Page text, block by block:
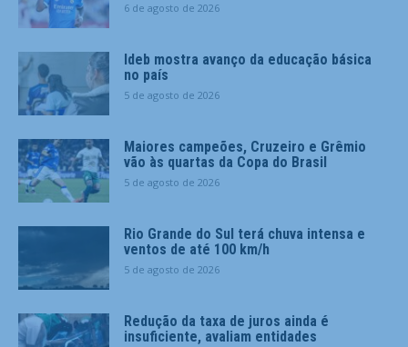
6 de agosto de 2026
Ideb mostra avanço da educação básica
no país
5 de agosto de 2026
Maiores campeões, Cruzeiro e Grêmio
vão às quartas da Copa do Brasil
5 de agosto de 2026
Rio Grande do Sul terá chuva intensa e
ventos de até 100 km/h
5 de agosto de 2026
Redução da taxa de juros ainda é
insuficiente, avaliam entidades